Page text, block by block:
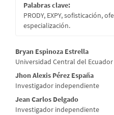
Palabras clave:
PRODY, EXPY, sofisticación,
especialización.
Contenido
principal
del
artículo
Bryan Espinoza Estrella
Universidad Central del Ecuador
Jhon Alexis Pérez España
Investigador independiente
Jean Carlos Delgado
Investigador independiente